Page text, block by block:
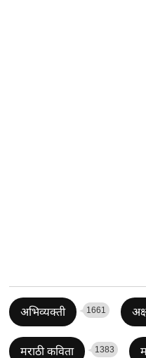
अभिव्यक्ती 1661
मराठी कविता 1383